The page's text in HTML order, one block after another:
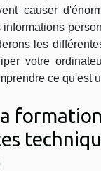
causer
les
votre
ce